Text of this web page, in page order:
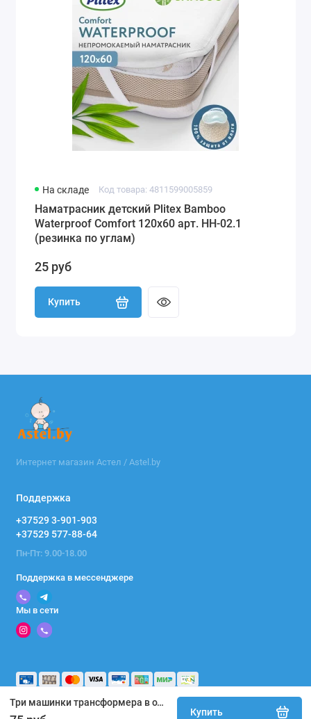
Три машинки трансформера в одном наборе, 2 вида, коробка 507
Купить
На складе Код товара: 4811599005859
Наматрасник детский Plitex Bamboo
Waterproof Comfort 120х60 арт. НН-02.1
(резинка по углам)
25 руб
Купить
Интернет магазин Астел / Astel.by
Поддержка
+37529 3-901-903
+37529 577-88-64
Пн-Пт: 9.00-18.00
Поддержка в мессенджере
Мы в сети